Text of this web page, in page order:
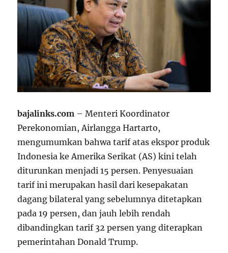
bajalinks.com – Menteri Koordinator
Perekonomian, Airlangga Hartarto,
mengumumkan bahwa tarif atas ekspor produk
Indonesia ke Amerika Serikat (AS) kini telah
diturunkan menjadi 15 persen. Penyesuaian
tarif ini merupakan hasil dari kesepakatan
dagang bilateral yang sebelumnya ditetapkan
pada 19 persen, dan jauh lebih rendah
dibandingkan tarif 32 persen yang diterapkan
pemerintahan Donald Trump.